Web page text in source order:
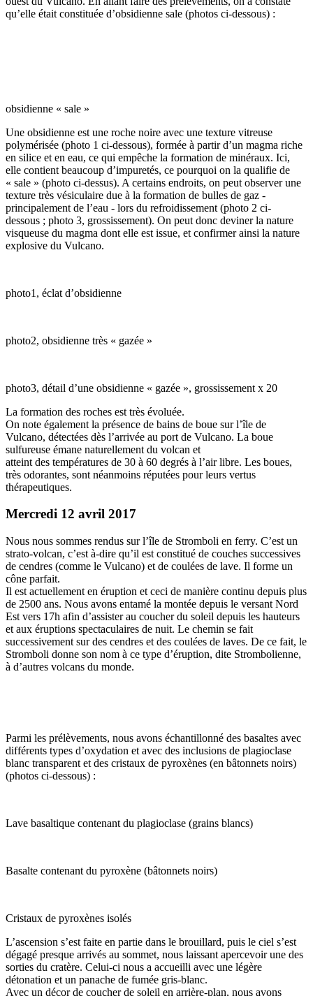
qu’elle était constituée d’obsidienne sale (photos ci-dessous) :
obsidienne « sale »
Une obsidienne est une roche noire avec une texture vitreuse
polymérisée (photo 1 ci-dessous), formée à partir d’un magma riche
en silice et en eau, ce qui empêche la formation de minéraux. Ici,
elle contient beaucoup d’impuretés, ce pourquoi on la qualifie de
« sale » (photo ci-dessus). A certains endroits, on peut observer une
texture très vésiculaire due à la formation de bulles de gaz -
principalement de l’eau - lors du refroidissement (photo 2 ci-
dessous ; photo 3, grossissement). On peut donc deviner la nature
visqueuse du magma dont elle est issue, et confirmer ainsi la nature
explosive du Vulcano.
photo1, éclat d’obsidienne
photo2, obsidienne très « gazée »
photo3, détail d’une obsidienne « gazée », grossissement x 20
La formation des roches est très évoluée.
On note également la présence de bains de boue sur l’île de
Vulcano, détectées dès l’arrivée au port de Vulcano. La boue
sulfureuse émane naturellement du volcan et
atteint des températures de 30 à 60 degrés à l’air libre. Les boues,
très odorantes, sont néanmoins réputées pour leurs vertus
thérapeutiques.
Mercredi 12 avril 2017
Nous nous sommes rendus sur l’île de Stromboli en ferry. C’est un
strato-volcan, c’est à-dire qu’il est constitué de couches successives
de cendres (comme le Vulcano) et de coulées de lave. Il forme un
cône parfait.
Il est actuellement en éruption et ceci de manière continu depuis plus
de 2500 ans. Nous avons entamé la montée depuis le versant Nord
Est vers 17h afin d’assister au coucher du soleil depuis les hauteurs
et aux éruptions spectaculaires de nuit. Le chemin se fait
successivement sur des cendres et des coulées de laves. De ce fait, le
Stromboli donne son nom à ce type d’éruption, dite Strombolienne,
à d’autres volcans du monde.
Parmi les prélèvements, nous avons échantillonné des basaltes avec
différents types d’oxydation et avec des inclusions de plagioclase
blanc transparent et des cristaux de pyroxènes (en bâtonnets noirs)
(photos ci-dessous) :
Lave basaltique contenant du plagioclase (grains blancs)
Basalte contenant du pyroxène (bâtonnets noirs)
Cristaux de pyroxènes isolés
L’ascension s’est faite en partie dans le brouillard, puis le ciel s’est
dégagé presque arrivés au sommet, nous laissant apercevoir une des
sorties du cratère. Celui-ci nous a accueilli avec une légère
détonation et un panache de fumée gris-blanc.
Avec un décor de coucher de soleil en arrière-plan, nous avons